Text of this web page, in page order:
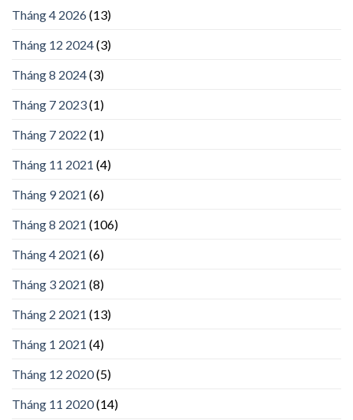
Tháng 4 2026(13)
Tháng 12 2024(3)
Tháng 8 2024(3)
Tháng 7 2023(1)
Tháng 7 2022 (1)
Tháng 11 2021 (4)
Tháng 9 2021 (6)
Tháng 8 2021 (106)
Tháng 4 2021 (6)
Tháng 3 2021 (8)
Tháng 2 2021 (13)
Tháng 1 2021 (4)
Tháng 12 2020(5)
Tháng 11 2020(14)